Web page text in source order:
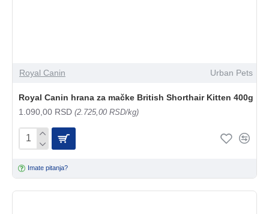
Royal Canin Urban Pets
Royal Canin hrana za mačke British Shorthair Kitten 400g
1.090,00 RSD (2.725,00 RSD/kg)
Imate pitanja?